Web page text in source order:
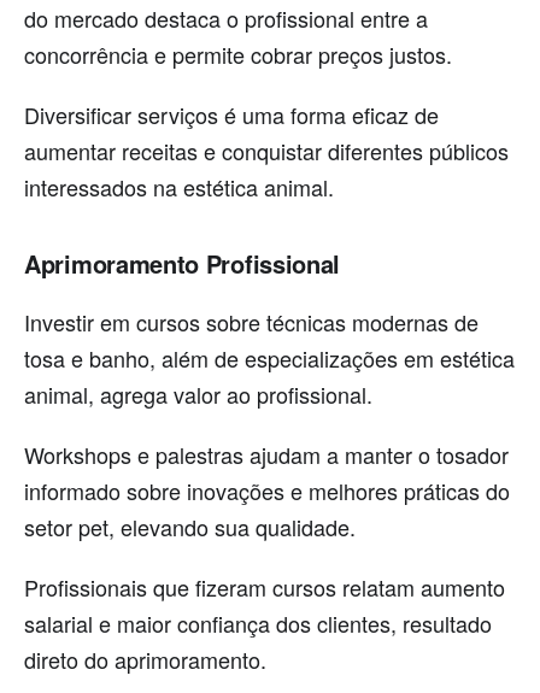
do mercado destaca o profissional entre a
concorrência e permite cobrar preços justos.
Diversificar serviços é uma forma eficaz de
aumentar receitas e conquistar diferentes públicos
interessados na estética animal.
Aprimoramento Profissional
Investir em cursos sobre técnicas modernas de
tosa e banho, além de especializações em estética
animal, agrega valor ao profissional.
Workshops e palestras ajudam a manter o tosador
informado sobre inovações e melhores práticas do
setor pet, elevando sua qualidade.
Profissionais que fizeram cursos relatam aumento
salarial e maior confiança dos clientes, resultado
direto do aprimoramento.